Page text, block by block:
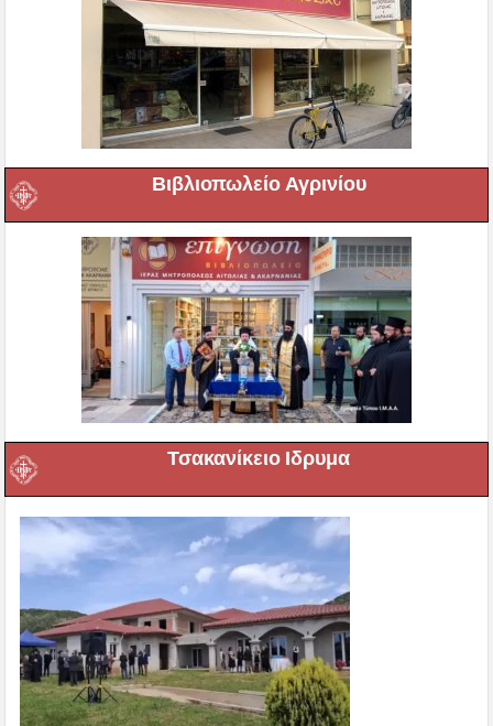
Βιβλιοπωλείο Αγρινίου
Τσακανίκειο Ιδρυμα